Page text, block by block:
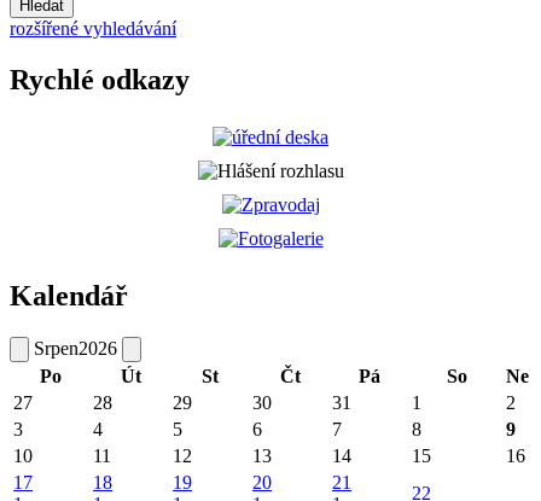
Hledat
rozšířené vyhledávání
Rychlé odkazy
Kalendář
Srpen2026
Po
Út St Čt Pá So
Ne
27
28 29 30 31 1
2
3
4 5 6 7 8
9
10
11 12 13 14 15
16
17
18
19
20
21
22